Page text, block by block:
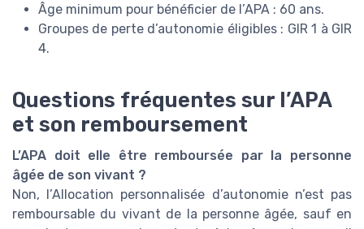
Âge minimum pour bénéficier de l’APA : 60 ans.
Groupes de perte d’autonomie éligibles : GIR 1 à GIR
4.
Questions fréquentes sur l’APA
et son remboursement
L’APA doit elle être remboursée par la personne
âgée de son vivant ?
Non, l’Allocation personnalisée d’autonomie n’est pas
remboursable du vivant de la personne âgée, sauf en